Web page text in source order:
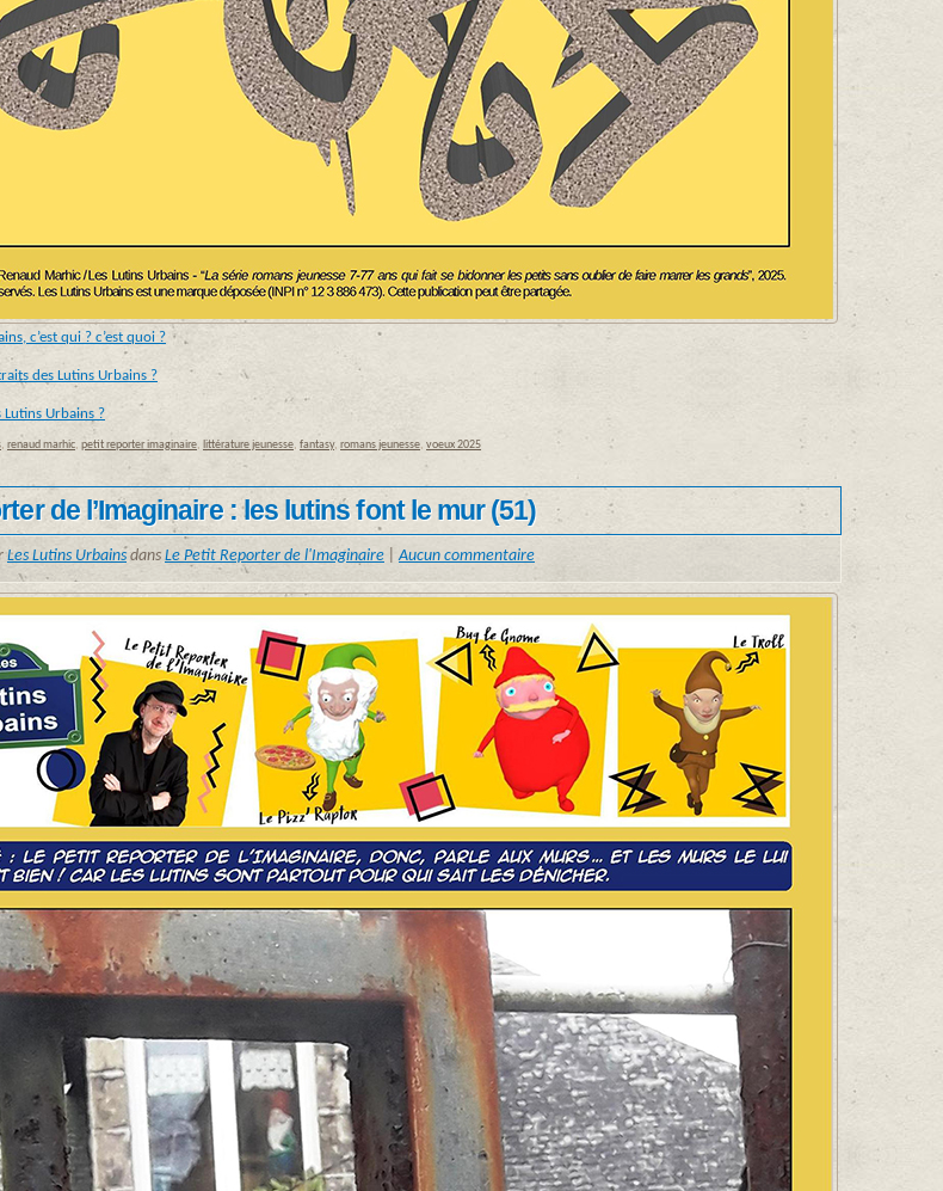
c’est qui ? c’est quoi ?
des Lutins Urbains ?
Lutins Urbains ?
, renaud marhic, petit reporter imaginaire, littérature jeunesse, fantasy, romans jeunesse, voeux 2025
de l’Imaginaire : les lutins font le mur (51)
Les Lutins Urbains dans Le Petit Reporter de l'Imaginaire |Aucun commentaire